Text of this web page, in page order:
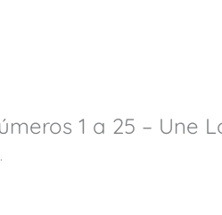
1 a 25 – Une